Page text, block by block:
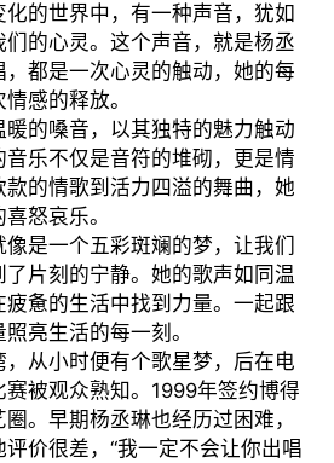
的世界中，有一种声音，犹如
的心灵。这个声音，就是杨丞
都是一次心灵的触动，她的每
感的释放。
的嗓音，以其独特的魅力触动
乐不仅是音符的堆砌，更是情
的情歌到活力四溢的舞曲，她
怒哀乐。
是一个五彩斑斓的梦，让我们
片刻的宁静。她的歌声如同温
惫的生活中找到力量。一起跟
亮生活的每一刻。
从小时便有个歌星梦，后在电
被观众熟知。1999年签约博得
。早期杨丞琳也经历过困难，
价很差，“我一定不会让你出唱